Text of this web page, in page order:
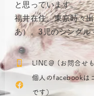
と思っています。
福井在住。東京時々
あ）。3児のシングル
LINE＠ (お問合せ
個人のfacebookは
です）